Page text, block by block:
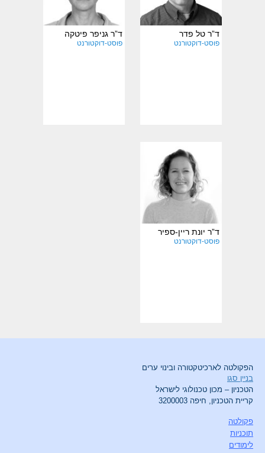
ד”ר טל פדר
פוסט-דוקטורנט
ד”ר גניפר פיטקה
פוסט-דוקטורנט
ד”ר יונת ריין-ספיר
פוסט-דוקטורנט
תחומי מחקר
והתמחות:
הפקולטה לארכיטקטורה ובינוי ערים
בניין סגו
הטכניון – מכון טכנולוגי לישראל
קריית הטכניון, חיפה 3200003
פקולטה
תוכניות
לימודים